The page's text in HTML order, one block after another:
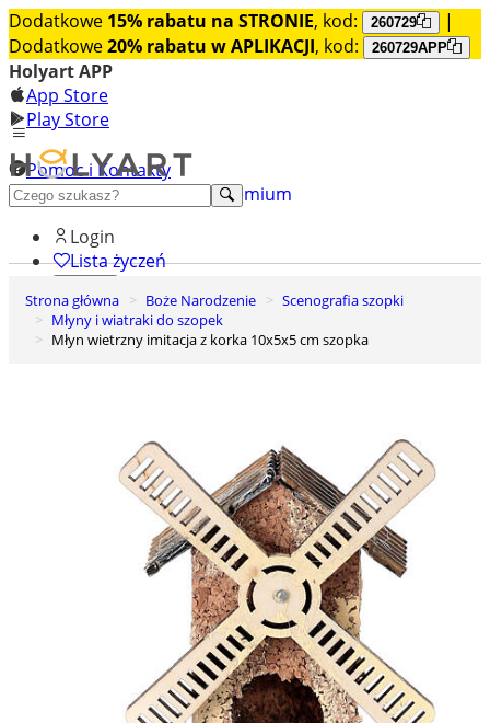
Dodatkowe 15% rabatu na STRONIE, kod: 260729
|
Dodatkowe20% rabatu w APLIKACJI, kod: 260729APP
Holyart APP
App Store
Play Store
Pomoc i Kontakty
+48 222 922 860
Odkryj premium
Login
Lista życzeń
0
Koszyk
Strona główna Boże Narodzenie
Scenografia szopki
Młyny i wiatraki do szopek
Młyn wietrzny imitacja z korka 10x5x5 cm szopka